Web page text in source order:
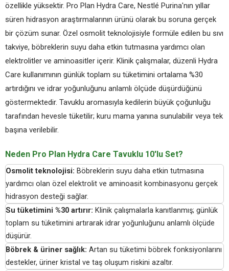
özellikle yüksektir. Pro Plan Hydra Care, Nestlé Purina'nın yıllar
süren hidrasyon araştırmalarının ürünü olarak bu soruna gerçek
bir çözüm sunar. Özel osmolit teknolojisiyle formüle edilen bu sıvı
takviye, böbreklerin suyu daha etkin tutmasına yardımcı olan
elektrolitler ve aminoasitler içerir. Klinik çalışmalar, düzenli Hydra
Care kullanımının günlük toplam su tüketimini ortalama %30
artırdığını ve idrar yoğunluğunu anlamlı ölçüde düşürdüğünü
göstermektedir. Tavuklu aromasıyla kedilerin büyük çoğunluğu
tarafından hevesle tüketilir; kuru mama yanına sunulabilir veya tek
başına verilebilir.
Neden Pro Plan Hydra Care Tavuklu 10'lu Set?
Osmolit teknolojisi: Böbreklerin suyu daha etkin tutmasına
yardımcı olan özel elektrolit ve aminoasit kombinasyonu gerçek
hidrasyon desteği sağlar.
Su tüketimini %30 artırır: Klinik çalışmalarla kanıtlanmış; günlük
toplam su tüketimini artırarak idrar yoğunluğunu anlamlı ölçüde
düşürür.
Böbrek & üriner sağlık: Artan su tüketimi böbrek fonksiyonlarını
destekler, üriner kristal ve taş oluşum riskini azaltır.